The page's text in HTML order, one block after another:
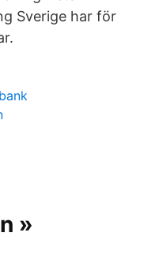
Sverige har för
»